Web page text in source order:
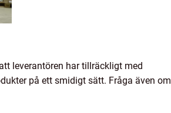
leverantören har tillräckligt med
på ett smidigt sätt. Fråga även om